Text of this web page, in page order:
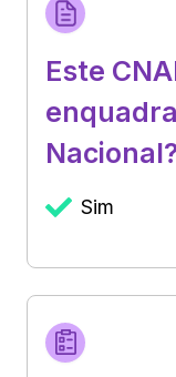
Este
Sim